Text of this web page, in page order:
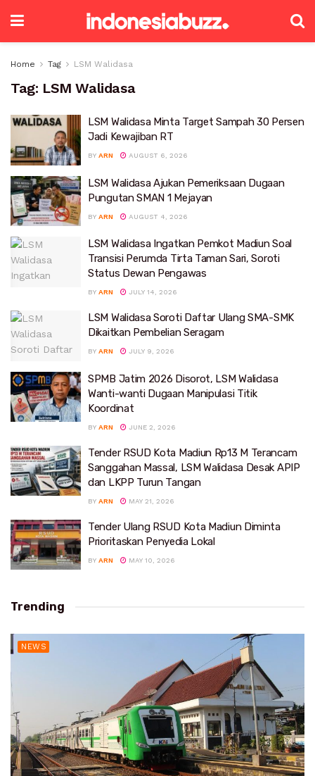
Home Tag LSM Walidasa
Tag: LSM Walidasa
LSM Walidasa Minta Target Sampah 30 Persen
Jadi Kewajiban RT
BY ARN AUGUST 6, 2026
LSM Walidasa Ajukan Pemeriksaan Dugaan
Pungutan SMAN 1 Mejayan
BY ARN AUGUST 4, 2026
LSM Walidasa Ingatkan Pemkot Madiun Soal
Transisi Perumda Tirta Taman Sari, Soroti
Status Dewan Pengawas
BY ARN JULY 14, 2026
LSM Walidasa Soroti Daftar Ulang SMA-SMK
Dikaitkan Pembelian Seragam
BY ARN JULY 9, 2026
SPMB Jatim 2026 Disorot, LSM Walidasa
Wanti-wanti Dugaan Manipulasi Titik
Koordinat
BY ARN JUNE 2, 2026
Tender RSUD Kota Madiun Rp13 M Terancam
Sanggahan Massal, LSM Walidasa Desak APIP
dan LKPP Turun Tangan
BY ARN MAY 21, 2026
Tender Ulang RSUD Kota Madiun Diminta
Prioritaskan Penyedia Lokal
BY ARN MAY 10, 2026
Trending
NEWS